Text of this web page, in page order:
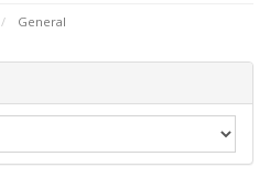
General